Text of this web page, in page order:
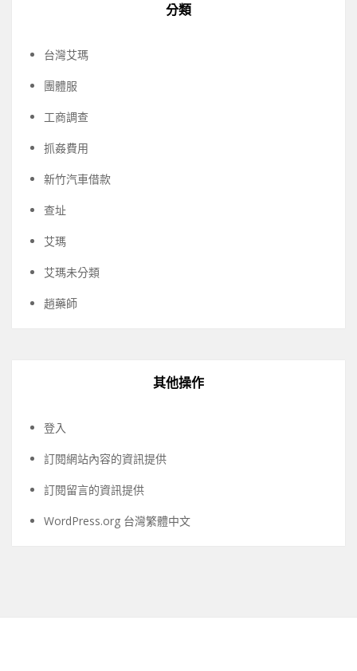
分類
台灣艾瑪
團體服
工商調查
抓姦費用
新竹汽車借款
查址
艾瑪
艾瑪未分類
趙藥師
其他操作
登入
訂閱網站內容的資訊提供
訂閱留言的資訊提供
WordPress.org 台灣繁體中文